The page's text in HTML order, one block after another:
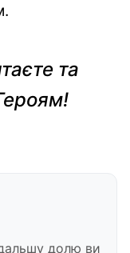
та
долю ви